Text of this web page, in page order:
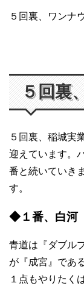
５回裏、ワンナ
５回裏
５回裏、稲城実
迎えています。
番と続いていき
す。
◆１番、白河
青道は『ダブル
が『成宮』であ
１点もやりたく